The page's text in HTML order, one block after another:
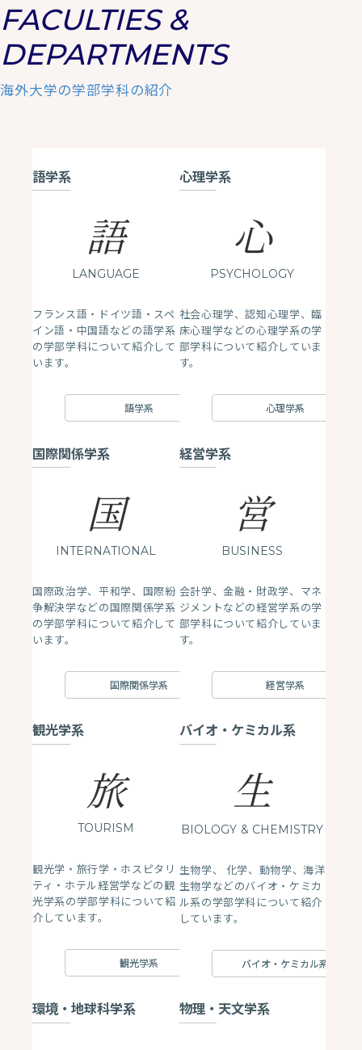
FACULTIES &
DEPARTMENTS
海外大学の学部学科の紹介
語学系
語
LANGUAGE
フランス語・ドイツ語・スペ
イン語・中国語などの語学系
の学部学科について紹介して
います。
語学系
心理学系
心
PSYCHOLOGY
社会心理学、認知心理学、臨
床心理学などの心理学系の学
部学科について紹介していま
す。
心理学系
国際関係学系
国
INTERNATIONAL
国際政治学、平和学、国際紛
争解決学などの国際関係学系
の学部学科について紹介して
います。
国際関係学系
経営学系
営
BUSINESS
会計学、金融・財政学、マネ
ジメントなどの経営学系の学
部学科について紹介していま
す。
経営学系
観光学系
旅
TOURISM
観光学・旅行学・ホスピタリ
ティ・ホテル経営学などの観
光学系の学部学科について紹
介しています。
観光学系
バイオ・ケミカル系
生
BIOLOGY & CHEMISTRY
生物学、 化学、動物学、海洋
生物学などのバイオ・ケミカ
ル系の学部学科について紹介
しています。
バイオ・ケミカル系
環境・地球科学系 物理・天文学系